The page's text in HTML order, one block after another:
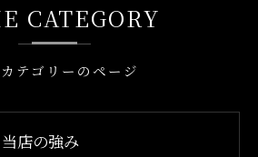
テゴリーのページ
CATEGORY
当店の強み